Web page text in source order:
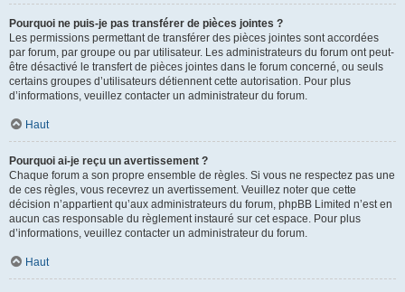
Pourquoi ne puis-je pas transférer de pièces jointes ?
Les permissions permettant de transférer des pièces jointes sont accordées
par forum, par groupe ou par utilisateur. Les administrateurs du forum ont peut-
être désactivé le transfert de pièces jointes dans le forum concerné, ou seuls
certains groupes d’utilisateurs détiennent cette autorisation. Pour plus
d’informations, veuillez contacter un administrateur du forum.
Haut
Pourquoi ai-je reçu un avertissement ?
Chaque forum a son propre ensemble de règles. Si vous ne respectez pas une
de ces règles, vous recevrez un avertissement. Veuillez noter que cette
décision n’appartient qu’aux administrateurs du forum, phpBB Limited n’est en
aucun cas responsable du règlement instauré sur cet espace. Pour plus
d’informations, veuillez contacter un administrateur du forum.
Haut